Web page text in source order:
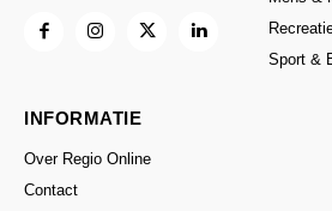
Sport &
INFORMATIE
Over Regio Online
Contact